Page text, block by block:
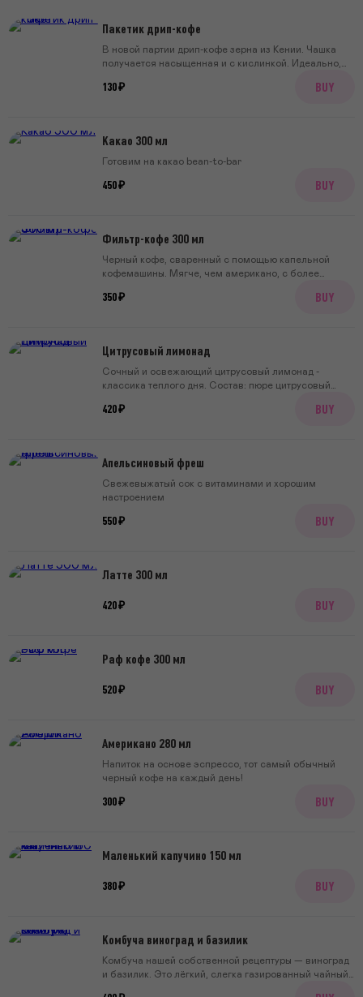
Пакетик дрип-кофе
В новой партии дрип-кофе зерна из Кении. Чашка
получается насыщенная и с кислинкой. Идеально,
130 ₽ BUY
Какао 300 мл
Готовим на какао bean-to-bar
450 ₽ BUY
Фильтр-кофе 300 мл
Черный кофе, сваренный с помощью капельной
кофемашины. Мягче, чем американо, с более
завариваем что-то новое, чтобы радовать вас!
350 ₽ BUY
Цитрусовый лимонад
Сочный и освежающий цитрусовый лимонад -
классика теплого дня. Состав: пюре цитрусовый
420 ₽ BUY
Апельсиновый фреш
Свежевыжатый сок с витаминами и хорошим
настроением
550 ₽ BUY
Латте 300 мл
420 ₽ BUY
Раф кофе 300 мл
520 ₽ BUY
Американо 280 мл
Напиток на основе эспрессо, тот самый обычный
черный кофе на каждый день!
300 ₽ BUY
Маленький капучино 150 мл
380 ₽ BUY
Комбуча виноград и базилик
Комбуча нашей собственной рецептуры — виноград
и базилик. Это лёгкий, слегка газированный чайный